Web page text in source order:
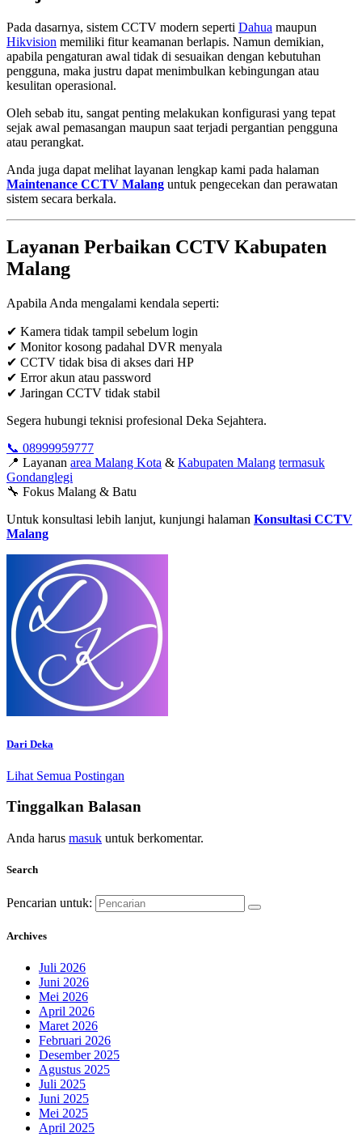
Pada dasarnya, sistem CCTV modern seperti Dahua maupun
Hikvision memiliki fitur keamanan berlapis. Namun demikian,
apabila pengaturan awal tidak di sesuaikan dengan kebutuhan
pengguna, maka justru dapat menimbulkan kebingungan atau
kesulitan operasional.
Oleh sebab itu, sangat penting melakukan konfigurasi yang tepat
sejak awal pemasangan maupun saat terjadi pergantian pengguna
atau perangkat.
Anda juga dapat melihat layanan lengkap kami pada halaman
Maintenance CCTV Malang untuk pengecekan dan perawatan
sistem secara berkala.
Layanan Perbaikan CCTV Kabupaten
Malang
Apabila Anda mengalami kendala seperti:
✔ Kamera tidak tampil sebelum login
✔ Monitor kosong padahal DVR menyala
✔ CCTV tidak bisa di akses dari HP
✔ Error akun atau password
✔ Jaringan CCTV tidak stabil
Segera hubungi teknisi profesional Deka Sejahtera.
📞 08999959777
📍 Layanan area Malang Kota & Kabupaten Malang termasuk
Gondanglegi
🔧 Fokus Malang & Batu
Untuk konsultasi lebih lanjut, kunjungi halaman Konsultasi CCTV
Malang
Dari Deka
Lihat Semua Postingan
Tinggalkan Balasan
Anda harus masuk untuk berkomentar.
Search
Pencarian untuk:
Archives
Juli 2026
Juni 2026
Mei 2026
April 2026
Maret 2026
Februari 2026
Desember 2025
Agustus 2025
Juli 2025
Juni 2025
Mei 2025
April 2025